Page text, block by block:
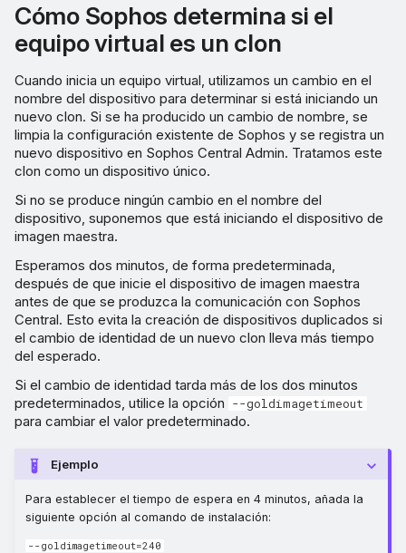
Cómo Sophos determina si el
equipo virtual es un clon
Cuando inicia un equipo virtual, utilizamos un cambio en el
nombre del dispositivo para determinar si está iniciando un
nuevo clon. Si se ha producido un cambio de nombre, se
limpia la configuración existente de Sophos y se registra un
nuevo dispositivo en Sophos Central Admin. Tratamos este
clon como un dispositivo único.
Si no se produce ningún cambio en el nombre del
dispositivo, suponemos que está iniciando el dispositivo de
imagen maestra.
Esperamos dos minutos, de forma predeterminada,
después de que inicie el dispositivo de imagen maestra
antes de que se produzca la comunicación con Sophos
Central. Esto evita la creación de dispositivos duplicados si
el cambio de identidad de un nuevo clon lleva más tiempo
del esperado.
Si el cambio de identidad tarda más de los dos minutos
predeterminados, utilice la opción
--goldimagetimeout
para cambiar el valor predeterminado.
Ejemplo
Para establecer el tiempo de espera en 4 minutos, añada la
siguiente opción al comando de instalación:
--goldimagetimeout=240